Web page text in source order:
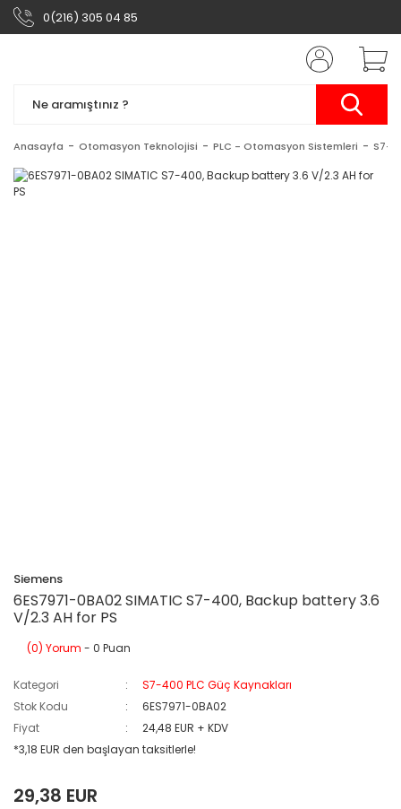
0(216) 305 04 85
Anasayfa Otomasyon Teknolojisi PLC - Otomasyon Sistemleri S7-
Siemens
6ES7971-0BA02 SIMATIC S7-400, Backup battery 3.6
V/2.3 AH for PS
(0) Yorum - 0 Puan
Kategori
S7-400 PLC Güç Kaynakları
Stok Kodu
6ES7971-0BA02
Fiyat
24,48 EUR + KDV
*3,18 EUR den başlayan taksitlerle!
29,38 EUR